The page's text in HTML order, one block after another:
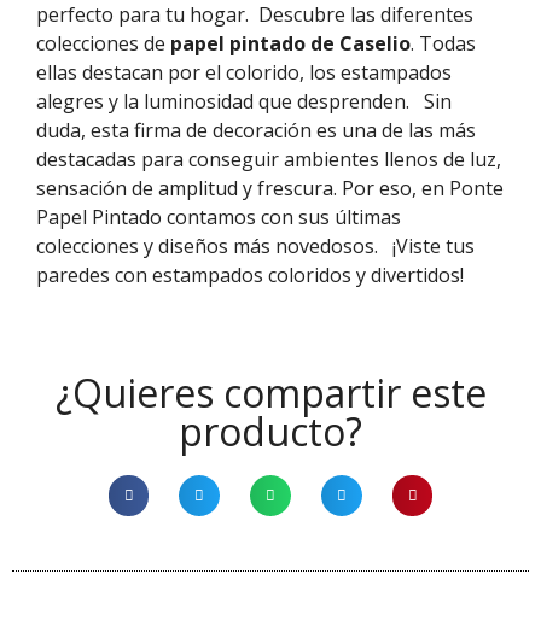
perfecto para tu hogar. Descubre las diferentes
colecciones de papel pintado de Caselio. Todas
ellas destacan por el colorido, los estampados
alegres y la luminosidad que desprenden. Sin
duda, esta firma de decoración es una de las más
destacadas para conseguir ambientes llenos de luz,
sensación de amplitud y frescura. Por eso, en Ponte
Papel Pintado contamos con sus últimas
colecciones y diseños más novedosos. ¡Viste tus
paredes con estampados coloridos y divertidos!
¿Quieres compartir este
producto?